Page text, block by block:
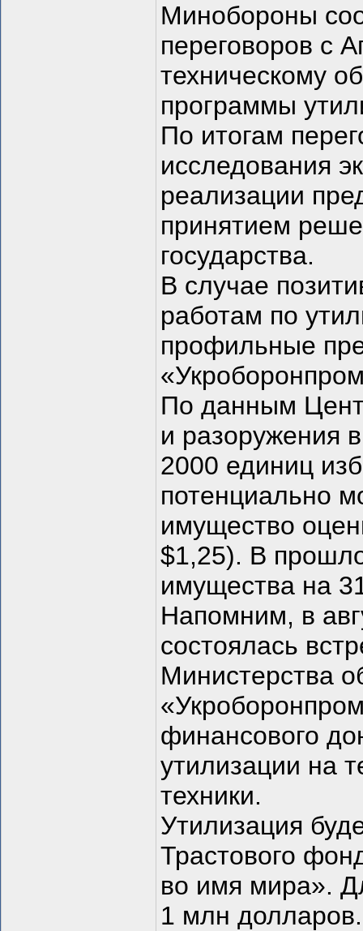
Минобороны
переговоров с
техническому
программы
По итогам
исследования
реализации
принятием
государства.
В случае
работам по
профильные
По данным
и разоружения
2000 единиц
потенциально
имущество
$1,25). В
имущества на
Напомним, в
состоялась
Министерства
финансового
утилизации на
техники.
Утилизация
Трастового
во имя мира».
1 млн долларов.